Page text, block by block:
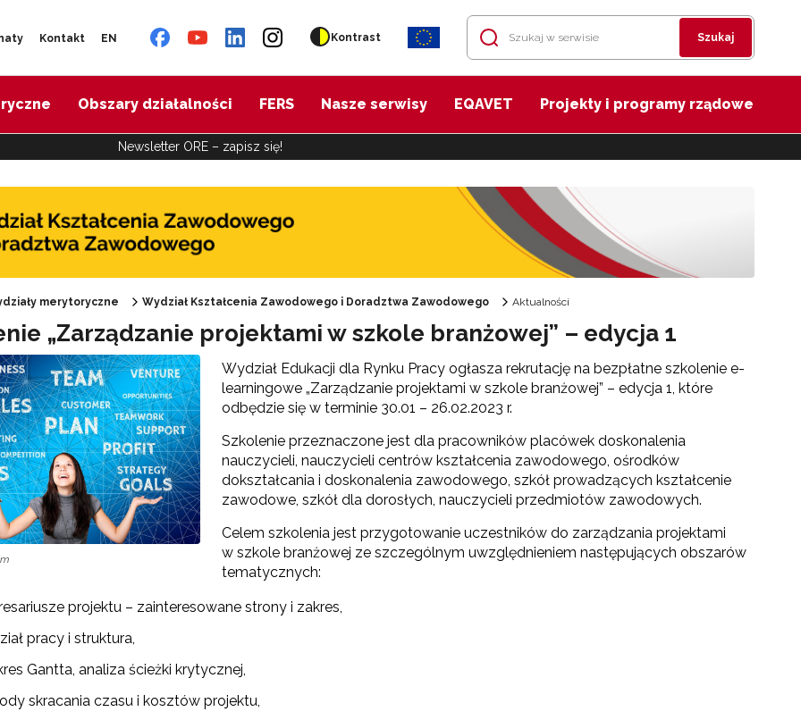
Kontakt EN Kontrast Szukaj
Obszary działalności FERS Nasze serwisy EQAVET Projekty i programy rządowe
Newsletter ORE – zapisz się!
doskonalenia"
branżowe"
wsparcia"
merytoryczne Wydział Kształcenia Zawodowego i Doradztwa Zawodowego Aktualności
„Zarządzanie projektami w szkole branżowej” – edycja 1
Wydział Edukacji dla Rynku Pracy ogłasza rekrutację na bezpłatne szkolenie e-
learningowe „Zarządzanie projektami w szkole branżowej” – edycja 1, które
odbędzie się w terminie 30.01 – 26.02.2023 r.
Szkolenie przeznaczone jest dla pracowników placówek doskonalenia
nauczycieli, nauczycieli centrów kształcenia zawodowego, ośrodków
dokształcania i doskonalenia zawodowego, szkół prowadzących kształcenie
zawodowe, szkół dla dorosłych, nauczycieli przedmiotów zawodowych.
Celem szkolenia jest przygotowanie uczestników do zarządzania projektami
w szkole branżowej ze szczególnym uwzględnieniem następujących obszarów
tematycznych:
projektu – zainteresowane strony i zakres,
pracy i struktura,
Gantta, analiza ścieżki krytycznej,
skracania czasu i kosztów projektu,